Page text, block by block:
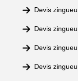
Devis
Devis
Devis
Devis